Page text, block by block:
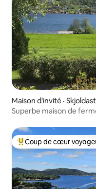
Maison d'invité ·
Superbe maison de
Coup de cœur
Coup de cœur